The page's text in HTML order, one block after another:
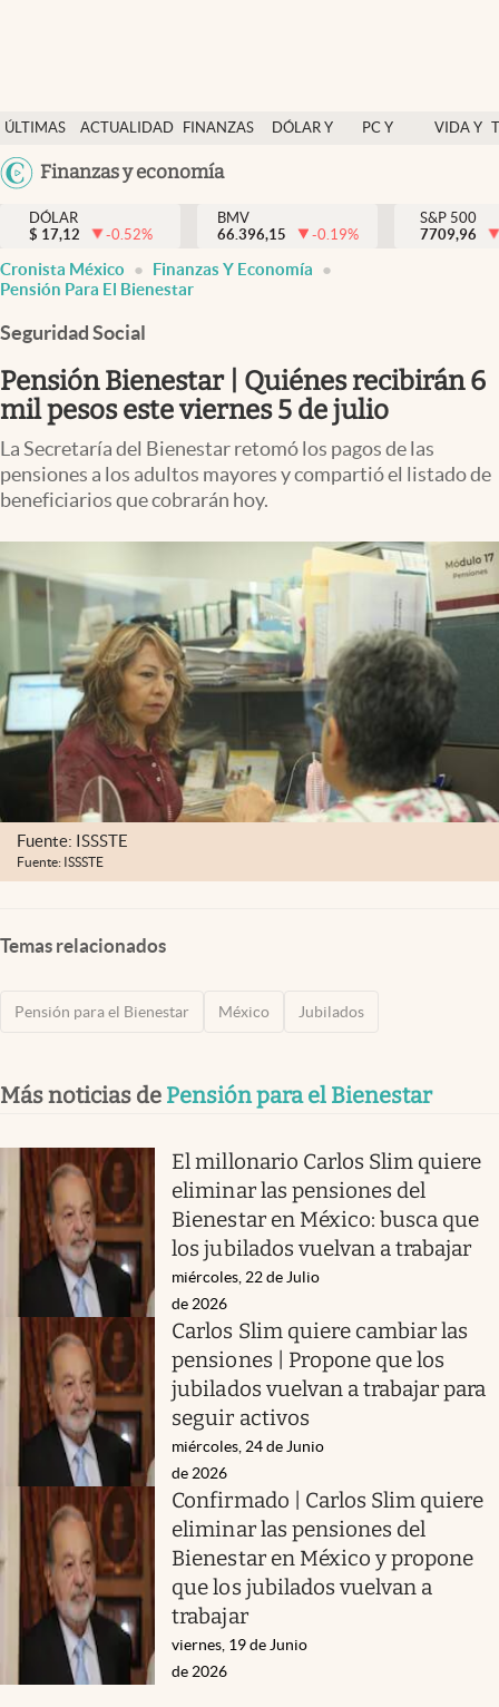
ÚLTIMAS
NOTICIAS
ACTUALIDAD
FINANZAS
DÓLAR Y
PC Y
VIDA Y
México
Finanzas y economía
Actualidad
Finanzas y economía
Dólar y mercados
Opinión
Brand Strategy
Pc y celular
Vida y estilo
Tv
Clima
Mediakit
abre en nueva pestaña
México
DÓLAR
$ 17,12 -0.52%
BMV
66.396,15
-0.19%
S&P 500
7709,96
Cronista México
Finanzas Y Economía
Pensión Para El Bienestar
Seguridad Social
Pensión Bienestar | Quiénes recibirán 6
mil pesos este viernes 5 de julio
La Secretaría del Bienestar retomó los pagos de las
pensiones a los adultos mayores y compartió el listado de
beneficiarios que cobrarán hoy.
Fuente: ISSSTE
Fuente: ISSSTE
Temas relacionados
Pensión para el Bienestar México Jubilados
Más noticias de Pensión para el Bienestar
El millonario Carlos Slim quiere
eliminar las pensiones del
Bienestar en México: busca que
los jubilados vuelvan a trabajar
miércoles, 22 de Julio
de 2026
Carlos Slim quiere cambiar las
pensiones | Propone que los
jubilados vuelvan a trabajar para
seguir activos
miércoles, 24 de Junio
de 2026
Confirmado | Carlos Slim quiere
eliminar las pensiones del
Bienestar en México y propone
que los jubilados vuelvan a
trabajar
viernes, 19 de Junio
de 2026